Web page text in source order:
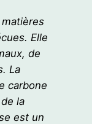
Elle
de
La
carbone
la
est un